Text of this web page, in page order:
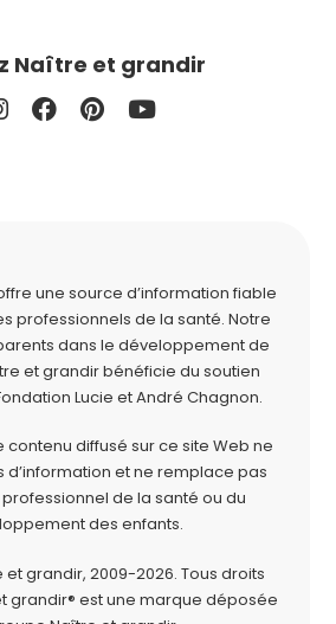
Naître et grandir
une source d’information fiable
professionnels de la santé. Notre
dans le développement de
et grandir bénéficie du soutien
Lucie et André Chagnon.
contenu diffusé sur ce site Web ne
d’information et ne remplace pas
professionnel de la santé ou du
des enfants.
grandir, 2009-2026. Tous droits
grandir® est une marque déposée